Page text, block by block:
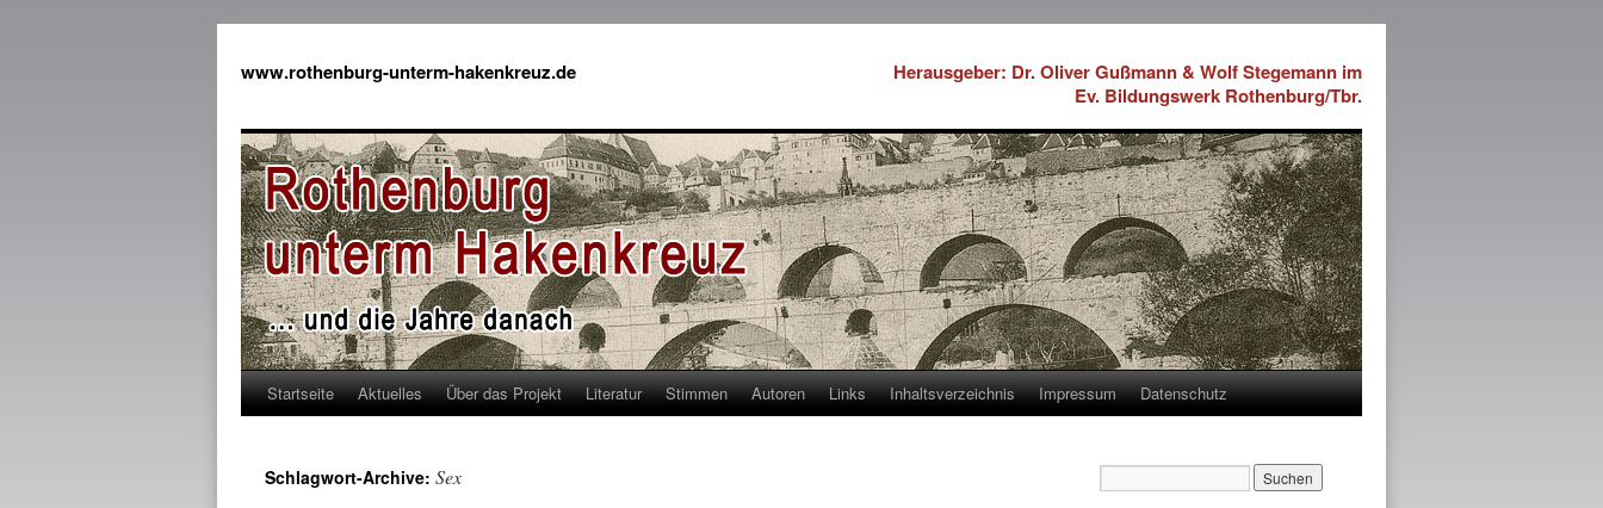
www.rothenburg-unterm-hakenkreuz.de
Herausgeber: Dr. Oliver Gußmann & Wolf Stegemann im
Ev. Bildungswerk Rothenburg/Tbr.
Startseite Aktuelles Über das Projekt Literatur Stimmen Autoren Links Inhaltsverzeichnis Impressum Datenschutz
Schlagwort-Archive: Sex